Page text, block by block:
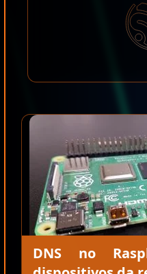
DNS no